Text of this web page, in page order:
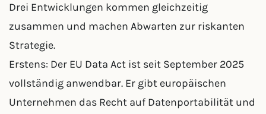
Drei Entwicklungen kommen gleichzeitig
zusammen und machen Abwarten zur riskanten
Strategie.
Erstens: Der EU Data Act ist seit September 2025
vollständig anwendbar. Er gibt europäischen
Unternehmen das Recht auf Datenportabilität und